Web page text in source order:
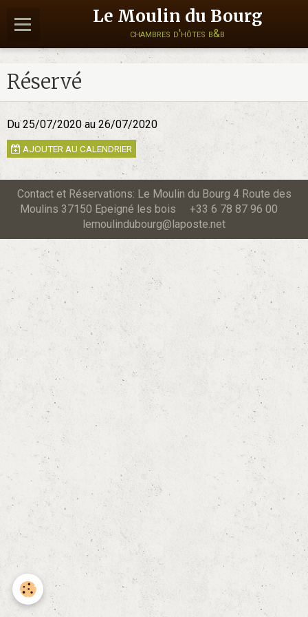
Le Moulin du Bourg
chambres d'hôtes b&b
Réservé
Du 25/07/2020 au 26/07/2020
AJOUTER AU CALENDRIER
Contact et Réservations: Le Moulin du Bourg 4 Route des
Moulins 37150 Epeigné les bois +33 6 78 87 96 00
lemoulindubourg@laposte.net